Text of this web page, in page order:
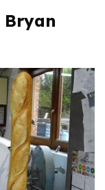
Bryan